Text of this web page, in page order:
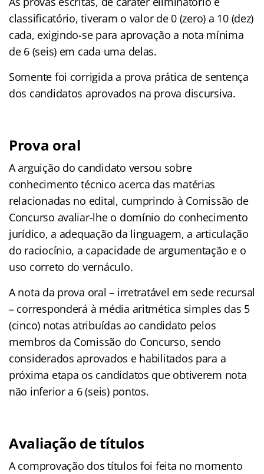
classificatório, tiveram o valor de 0 (zero) a 10 (dez)
cada, exigindo-se para aprovação a nota mínima
de 6 (seis) em cada uma delas.
Somente foi corrigida a prova prática de sentença
dos candidatos aprovados na prova discursiva.
Prova oral
A arguição do candidato versou sobre
conhecimento técnico acerca das matérias
relacionadas no edital, cumprindo à Comissão de
Concurso avaliar-lhe o domínio do conhecimento
jurídico, a adequação da linguagem, a articulação
do raciocínio, a capacidade de argumentação e o
uso correto do vernáculo.
A nota da prova oral – irretratável em sede recursal
– corresponderá à média aritmética simples das 5
(cinco) notas atribuídas ao candidato pelos
membros da Comissão do Concurso, sendo
considerados aprovados e habilitados para a
próxima etapa os candidatos que obtiverem nota
não inferior a 6 (seis) pontos.
Avaliação de títulos
A comprovação dos títulos foi feita no momento